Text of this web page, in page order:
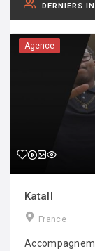
DERNIERS
Agence
Katall
France